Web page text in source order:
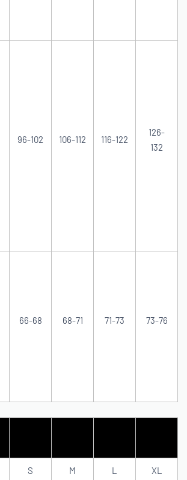
96-102 106-112 116-122
126-
132
66-68 68-71 71-73 73-76
S M L XL